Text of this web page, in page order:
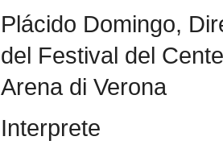
Plácido Domingo,
del Festival del
Arena di Verona
Interprete